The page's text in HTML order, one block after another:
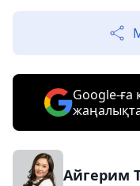
Google-ға
Айгерим